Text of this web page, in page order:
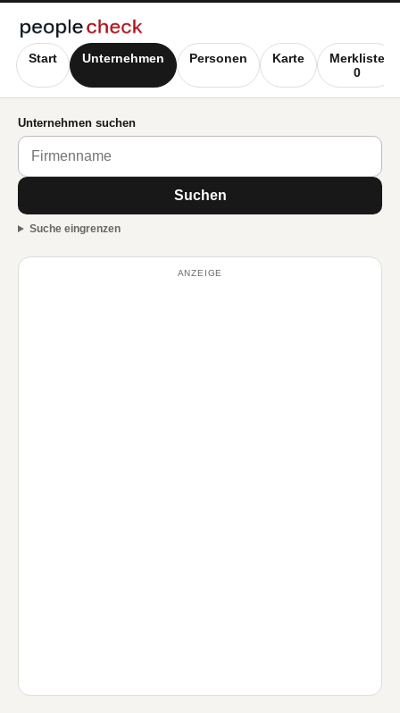
Start Unternehmen Personen Karte
Merkliste
0
Unternehmen suchen
Suchen
Suche eingrenzen
ANZEIGE